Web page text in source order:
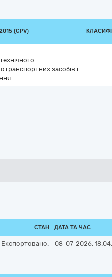
(CPV)
засобів і
СТАН ДАТА ТА ЧАС
Експортовано: 08-07-2026,